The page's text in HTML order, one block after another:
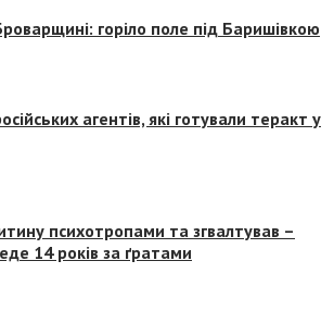
горіло поле під Баришівкою
агентів, які готували теракт у
психотропами та згвалтував –
14 років за ґратами